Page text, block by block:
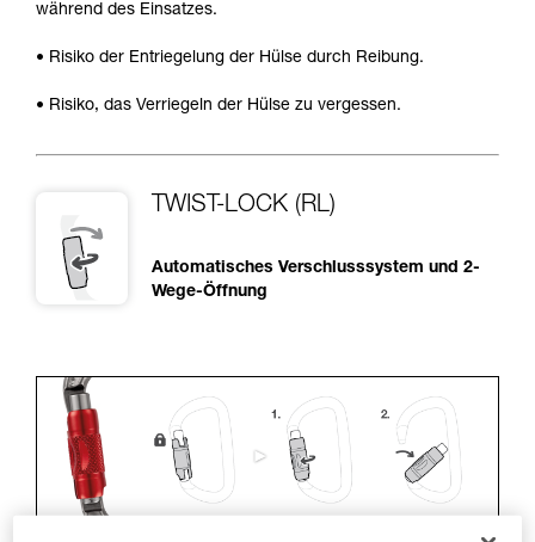
während des Einsatzes.
• Risiko der Entriegelung der Hülse durch Reibung.
• Risiko, das Verriegeln der Hülse zu vergessen.
TWIST-LOCK (RL)
Automatisches Verschlusssystem und 2-
Wege-Öffnung